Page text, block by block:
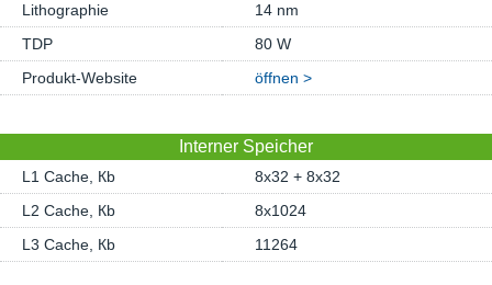
Lithographie
14 nm
TDP
80 W
Produkt-Website
öffnen >
Interner Speicher
L1 Cache, Кb
8x32 + 8x32
L2 Cache, Кb
8x1024
L3 Cache, Кb
11264